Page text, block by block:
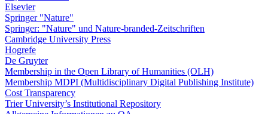
Elsevier
Springer "Nature"
Springer: "Nature" und Nature-branded-Zeitschriften
Cambridge University Press
Hogrefe
De Gruyter
Membership in the Open Library of Humanities (OLH)
Membership MDPI (Multidisciplinary Digital Publishing Institute)
Cost Transparency
Trier University’s Institutional Repository